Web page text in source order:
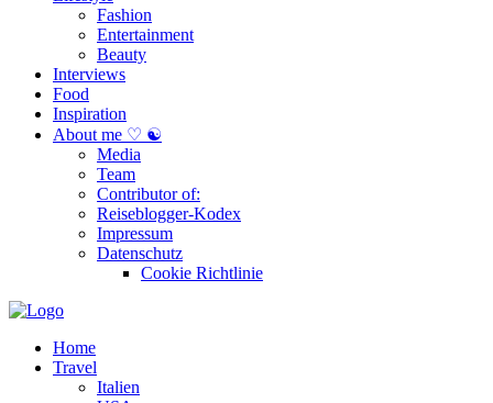
Fashion
Entertainment
Beauty
Interviews
Food
Inspiration
About me ♡ ☯
Media
Team
Contributor of:
Reiseblogger-Kodex
Impressum
Datenschutz
Cookie Richtlinie
Home
Travel
Italien